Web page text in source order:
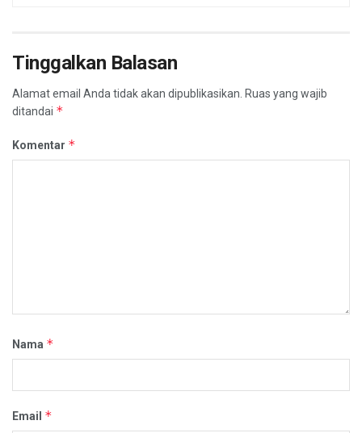
Tinggalkan Balasan
Alamat email Anda tidak akan dipublikasikan. Ruas yang wajib
ditandai *
Komentar *
Nama *
Email *